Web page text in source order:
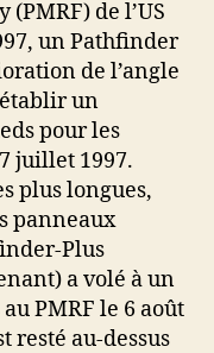
de l’US
un Pathfinder
de l’angle
un
pour les
juillet 1997.
plus longues,
panneaux
Plus
a volé à un
PMRF le 6 août
resté au-dessus